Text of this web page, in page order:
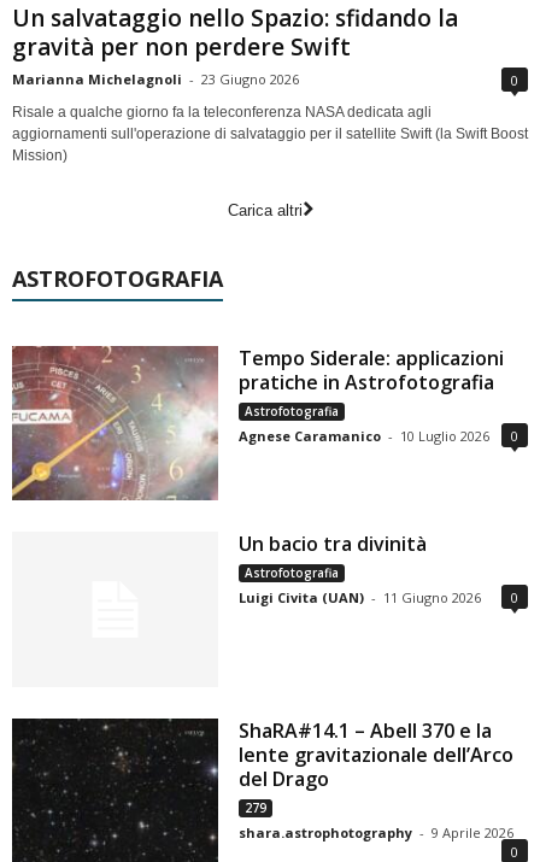
Un salvataggio nello Spazio: sfidando la
gravità per non perdere Swift
Marianna Michelagnoli - 23 Giugno 2026 0
Risale a qualche giorno fa la teleconferenza NASA dedicata agli
aggiornamenti sull'operazione di salvataggio per il satellite Swift (la Swift Boost
Mission)
Carica altri
ASTROFOTOGRAFIA
Tempo Siderale: applicazioni
pratiche in Astrofotografia
Astrofotografia
Agnese Caramanico - 10 Luglio 2026 0
Un bacio tra divinità
Astrofotografia
Luigi Civita (UAN) - 11 Giugno 2026 0
ShaRA#14.1 – Abell 370 e la
lente gravitazionale dell’Arco
del Drago
279
shara.astrophotography - 9 Aprile 2026
0